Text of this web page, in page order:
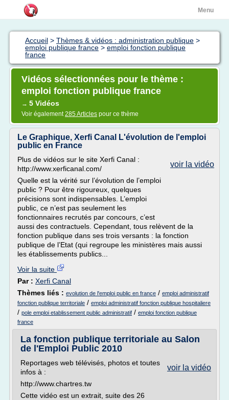
Menu
Accueil > Thèmes & vidéos : administration publique >
emploi publique france > emploi fonction publique
france
Vidéos sélectionnées pour le thème :
emploi fonction publique france
→ 5 Vidéos
Voir également285 Articles pour ce thème
Le Graphique, Xerfi Canal L'évolution de l'emploi
public en France
voir la vidéo
Plus de vidéos sur le site Xerfi Canal :
http://www.xerficanal.com/
Quelle est la vérité sur l’évolution de l’emploi
public ? Pour être rigoureux, quelques
précisions sont indispensables. L’emploi
public, ce n’est pas seulement les
fonctionnaires recrutés par concours, c’est
aussi des contractuels. Cependant, tous relèvent de la
fonction publique dans ses trois versants : la fonction
publique de l’Etat (qui regroupe les ministères mais aussi
les établissements publics...
Voir la suite
Par : Xerfi Canal
Thèmes liés : evolution de l'emploi public en france / emploi administratif
fonction publique territoriale / emploi administratif fonction publique hospitaliere
/ pole emploi etablissement public administratif / emploi fonction publique
france
La fonction publique territoriale au Salon
de l'Emploi Public 2010
voir la vidéo
Reportages web télévisés, photos et toutes
infos à :
http://www.chartres.tw
Cette vidéo est un extrait, suite des 26